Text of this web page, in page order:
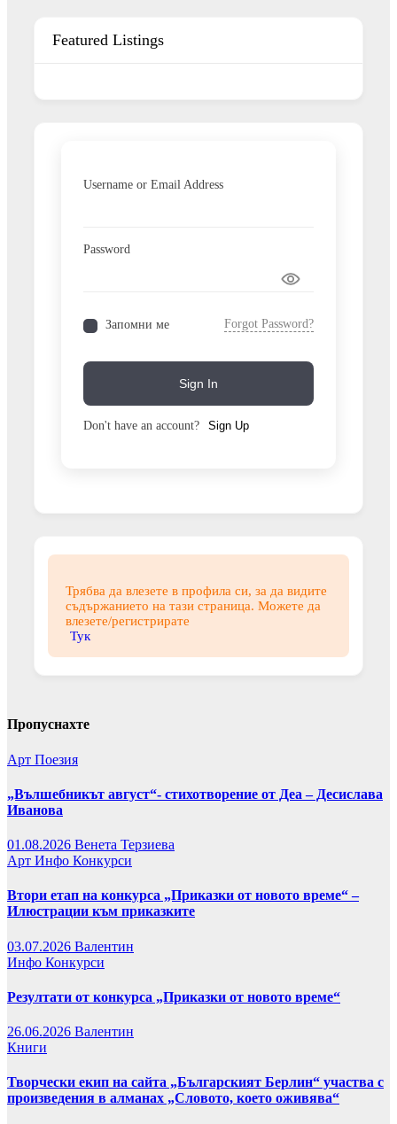
Featured Listings
Username or Email Address
Password
Запомни ме Forgot Password?
Sign In
Don't have an account? Sign Up
Трябва да влезете в профила си, за да видите
съдържанието на тази страница. Можете да
влезете/регистрирате
Тук
Пропуснахте
Арт Поезия
„Вълшебникът август“- стихотворение от Деа – Десислава
Иванова
01.08.2026 Венета Терзиева
Арт Инфо Конкурси
Втори етап на конкурса „Приказки от новото време“ –
Илюстрации към приказките
03.07.2026 Валентин
Инфо Конкурси
Резултати от конкурса „Приказки от новото време“
26.06.2026 Валентин
Книги
Творчески екип на сайта „Българският Берлин“ участва с
произведения в алманах „Словото, което оживява“